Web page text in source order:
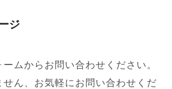
ジ
ムからお問い合わせください。
ん、お気軽にお問い合わせくだ